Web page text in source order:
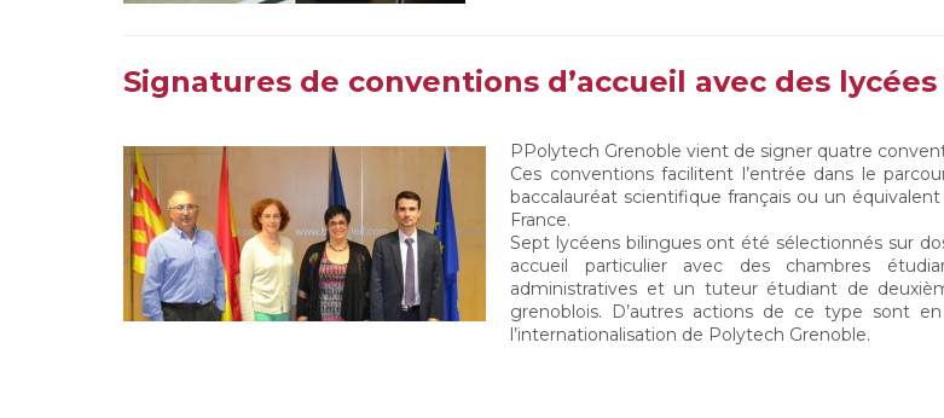
Signatures de conventions d’accueil avec des
PPolytech Grenoble vient de signer quatre
Ces conventions facilitent l’entrée dans le
baccalauréat scientifique français ou un
France.
Sept lycéens bilingues ont été sélectionnés sur
accueil particulier avec des chambres
administratives et un tuteur étudiant de
grenoblois. D’autres actions de ce type sont
l’internationalisation de Polytech Grenoble.